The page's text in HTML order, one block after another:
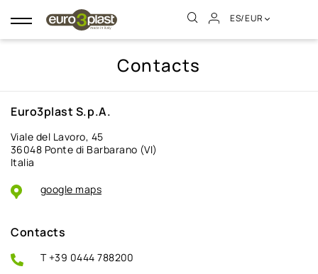
Navegación
de
ES/EUR
Contacts
Euro3plast S.p.A.
Viale del Lavoro, 45
36048 Ponte di Barbarano (VI)
Italia
google maps
Contacts
T +39 0444 788200